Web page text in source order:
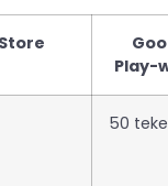
Play-
50